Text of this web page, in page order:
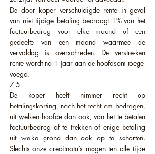
De door koper verschuldigde rente in geval
van niet tijdige betaling bedraagt 1% van het
factuurbedrag voor elke maand of een
gedeelte van een maand waarmee de
vervaldag is overschreden. De verstre-ken
rente wordt na 1 jaar aan de hoofdsom toege-
voegd.
7.5
De koper heeft nimmer recht op
betalingskorting, noch het recht om bedragen,
uit welken hoofde dan ook, van het te betalen
factuurbedrag af te trekken of enige betaling
uit welke grond dan ook op te schorten.
Slechts onze creditnota’s mogen ten alle tijde